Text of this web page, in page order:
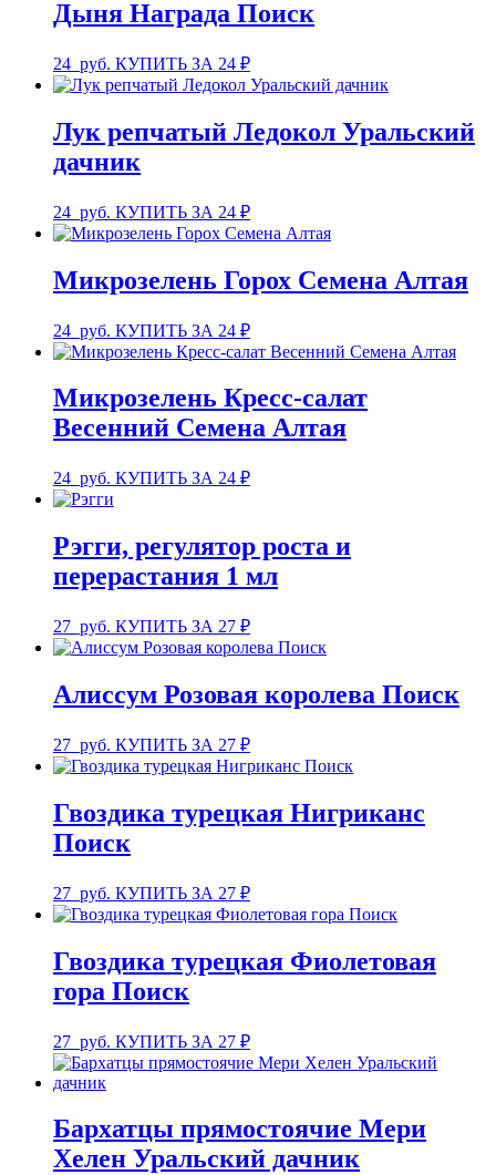
Дыня Награда Поиск
24 руб. КУПИТЬ ЗА 24 ₽
Лук репчатый Ледокол Уральский
дачник
24 руб. КУПИТЬ ЗА 24 ₽
Микрозелень Горох Семена Алтая
24 руб. КУПИТЬ ЗА 24 ₽
Микрозелень Кресс-салат
Весенний Семена Алтая
24 руб. КУПИТЬ ЗА 24 ₽
Рэгги, регулятор роста и
перерастания 1 мл
27 руб. КУПИТЬ ЗА 27 ₽
Алиссум Розовая королева Поиск
27 руб. КУПИТЬ ЗА 27 ₽
Гвоздика турецкая Нигриканс
Поиск
27 руб. КУПИТЬ ЗА 27 ₽
Гвоздика турецкая Фиолетовая
гора Поиск
27 руб. КУПИТЬ ЗА 27 ₽
Бархатцы прямостоячие Мери
Хелен Уральский дачник